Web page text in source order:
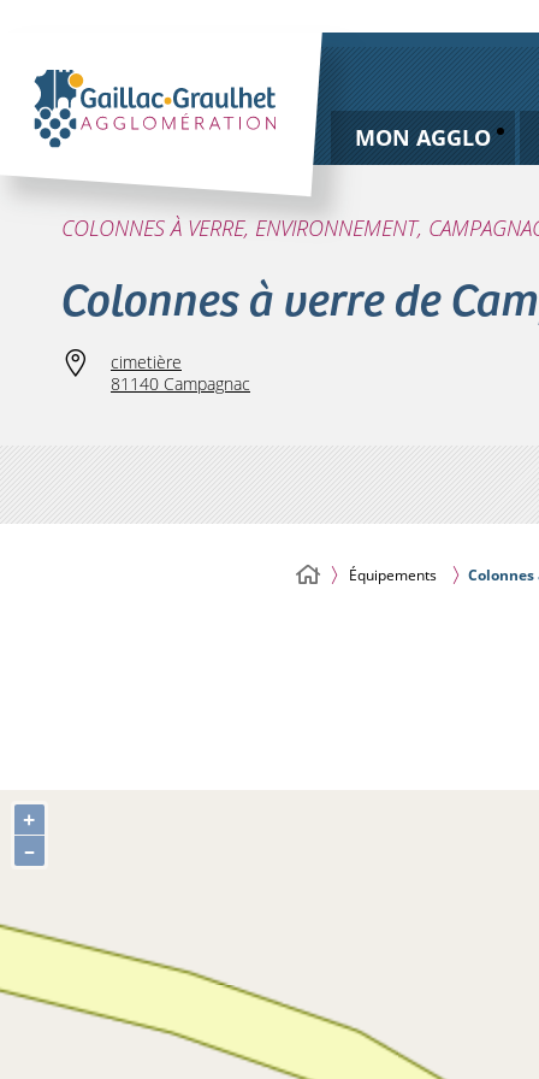
MON AGGLO
COLONNES À VERRE, ENVIRONNEMENT,
Colonnes à verre de
cimetière
81140 Campagnac
Équipements Colonnes
+
–